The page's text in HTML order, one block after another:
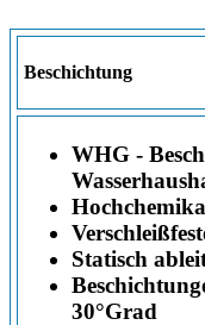
Beschichtung
WHG -
Statisch
30°Grad